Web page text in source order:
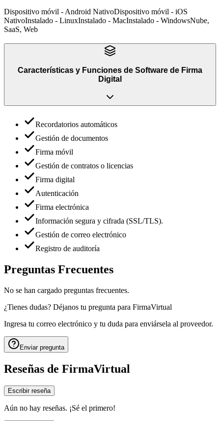
Dispositivo móvil - Android NativoDispositivo móvil - iOS
NativoInstalado - LinuxInstalado - MacInstalado - WindowsNube,
SaaS, Web
Características y Funciones de Software de Firma
Digital
Recordatorios automáticos
Gestión de documentos
Firma móvil
Gestión de contratos o licencias
Firma digital
Autenticación
Firma electrónica
Información segura y cifrada (SSL/TLS).
Gestión de correo electrónico
Registro de auditoría
Preguntas Frecuentes
No se han cargado preguntas frecuentes.
¿Tienes dudas? Déjanos tu pregunta para FirmaVirtual
Ingresa tu correo electrónico y tu duda para enviársela al proveedor.
Enviar pregunta
Reseñas de FirmaVirtual
Escribir reseña
Aún no hay reseñas. ¡Sé el primero!